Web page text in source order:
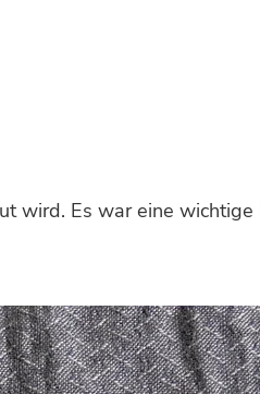
wird. Es war eine